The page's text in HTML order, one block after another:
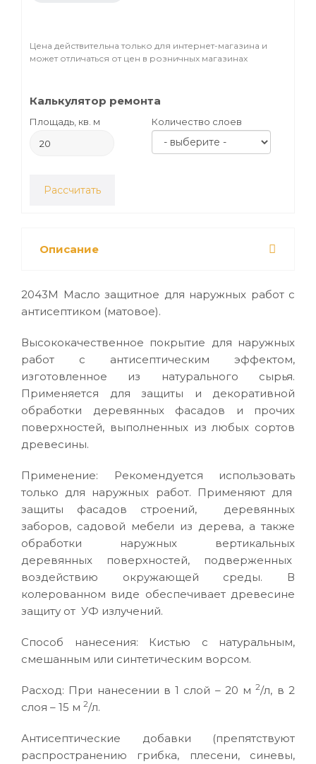
Цена действительна только для интернет-магазина и
может отличаться от цен в розничных магазинах
Калькулятор ремонта
Площадь, кв. м Количество слоев
Рассчитать
Описание
2043М Масло защитное для наружных работ с
антисептиком (матовое).
Высококачественное покрытие для наружных
работ с антисептическим эффектом,
изготовленное из натурального сырья.
Применяется для защиты и декоративной
обработки деревянных фасадов и прочих
поверхностей, выполненных из любых сортов
древесины.
Применение: Рекомендуется использовать
только для наружных работ. Применяют для
защиты фасадов строений, деревянных
заборов, садовой мебели из дерева, а также
обработки наружных вертикальных
деревянных поверхностей, подверженных
воздействию окружающей среды. В
колерованном виде обеспечивает древесине
защиту от УФ излучений.
Способ нанесения: Кистью с натуральным,
смешанным или синтетическим ворсом.
Расход: При нанесении в 1 слой – 20 м2/л, в 2
слоя – 15 м 2/л.
Антисептические добавки (препятствуют
распространению грибка, плесени, синевы,